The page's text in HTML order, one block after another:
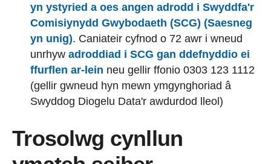
yn ystyried a oes angen adrodd i Swyddfa'r
Comisiynydd Gwybodaeth (SCG) (Saesneg
yn unig). Caniateir cyfnod o 72 awr i wneud
unrhyw adroddiad i SCG gan ddefnyddio ei
ffurflen ar-lein neu gellir ffonio 0303 123 1112
(gellir gwneud hyn mewn ymgynghoriad â
Swyddog Diogelu Data'r awdurdod lleol)
Trosolwg cynllun